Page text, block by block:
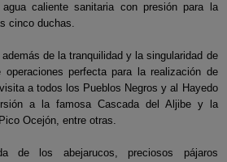
agua caliente sanitaria con presión para la
cinco duchas.
de la tranquilidad y la singularidad de
perfecta para la realización de
a todos los Pueblos Negros y al Hayedo
a la famosa Cascada del Aljibe y la
Ocejón, entre otras.
de los abejarucos, preciosos pájaros